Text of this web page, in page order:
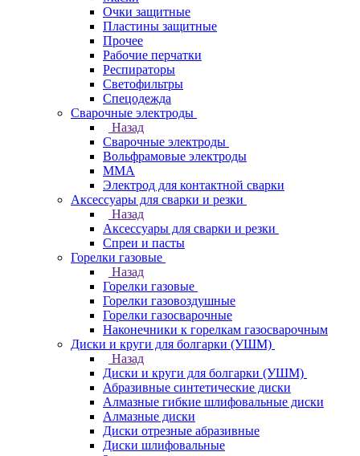
Очки защитные
Пластины защитные
Прочее
Рабочие перчатки
Респираторы
Светофильтры
Спецодежда
Сварочные электроды
Назад
Сварочные электроды
Вольфрамовые электроды
ММА
Электрод для контактной сварки
Аксессуары для сварки и резки
Назад
Аксессуары для сварки и резки
Спреи и пасты
Горелки газовые
Назад
Горелки газовые
Горелки газовоздушные
Горелки газосварочные
Наконечники к горелкам газосварочным
Диски и круги для болгарки (УШМ)
Назад
Диски и круги для болгарки (УШМ)
Абразивные синтетические диски
Алмазные гибкие шлифовальные диски
Алмазные диски
Диски отрезные абразивные
Диски шлифовальные